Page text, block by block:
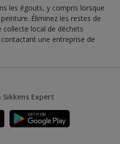
les égouts, y compris lorsque
Éliminez les restes de
local de déchets
une entreprise de
Expert